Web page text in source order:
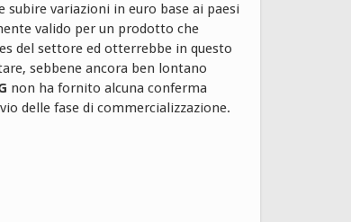
variazioni in euro base ai paesi
valido per un prodotto che
del settore ed otterrebbe in questo
sebbene ancora ben lontano
non ha fornito alcuna conferma
delle fase di commercializzazione.